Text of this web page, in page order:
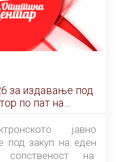
за издавање под
по пат на
НАДДАВАЊЕ
јавно
под закуп на еден
на